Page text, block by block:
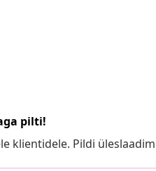
pilti!
klientidele. Pildi